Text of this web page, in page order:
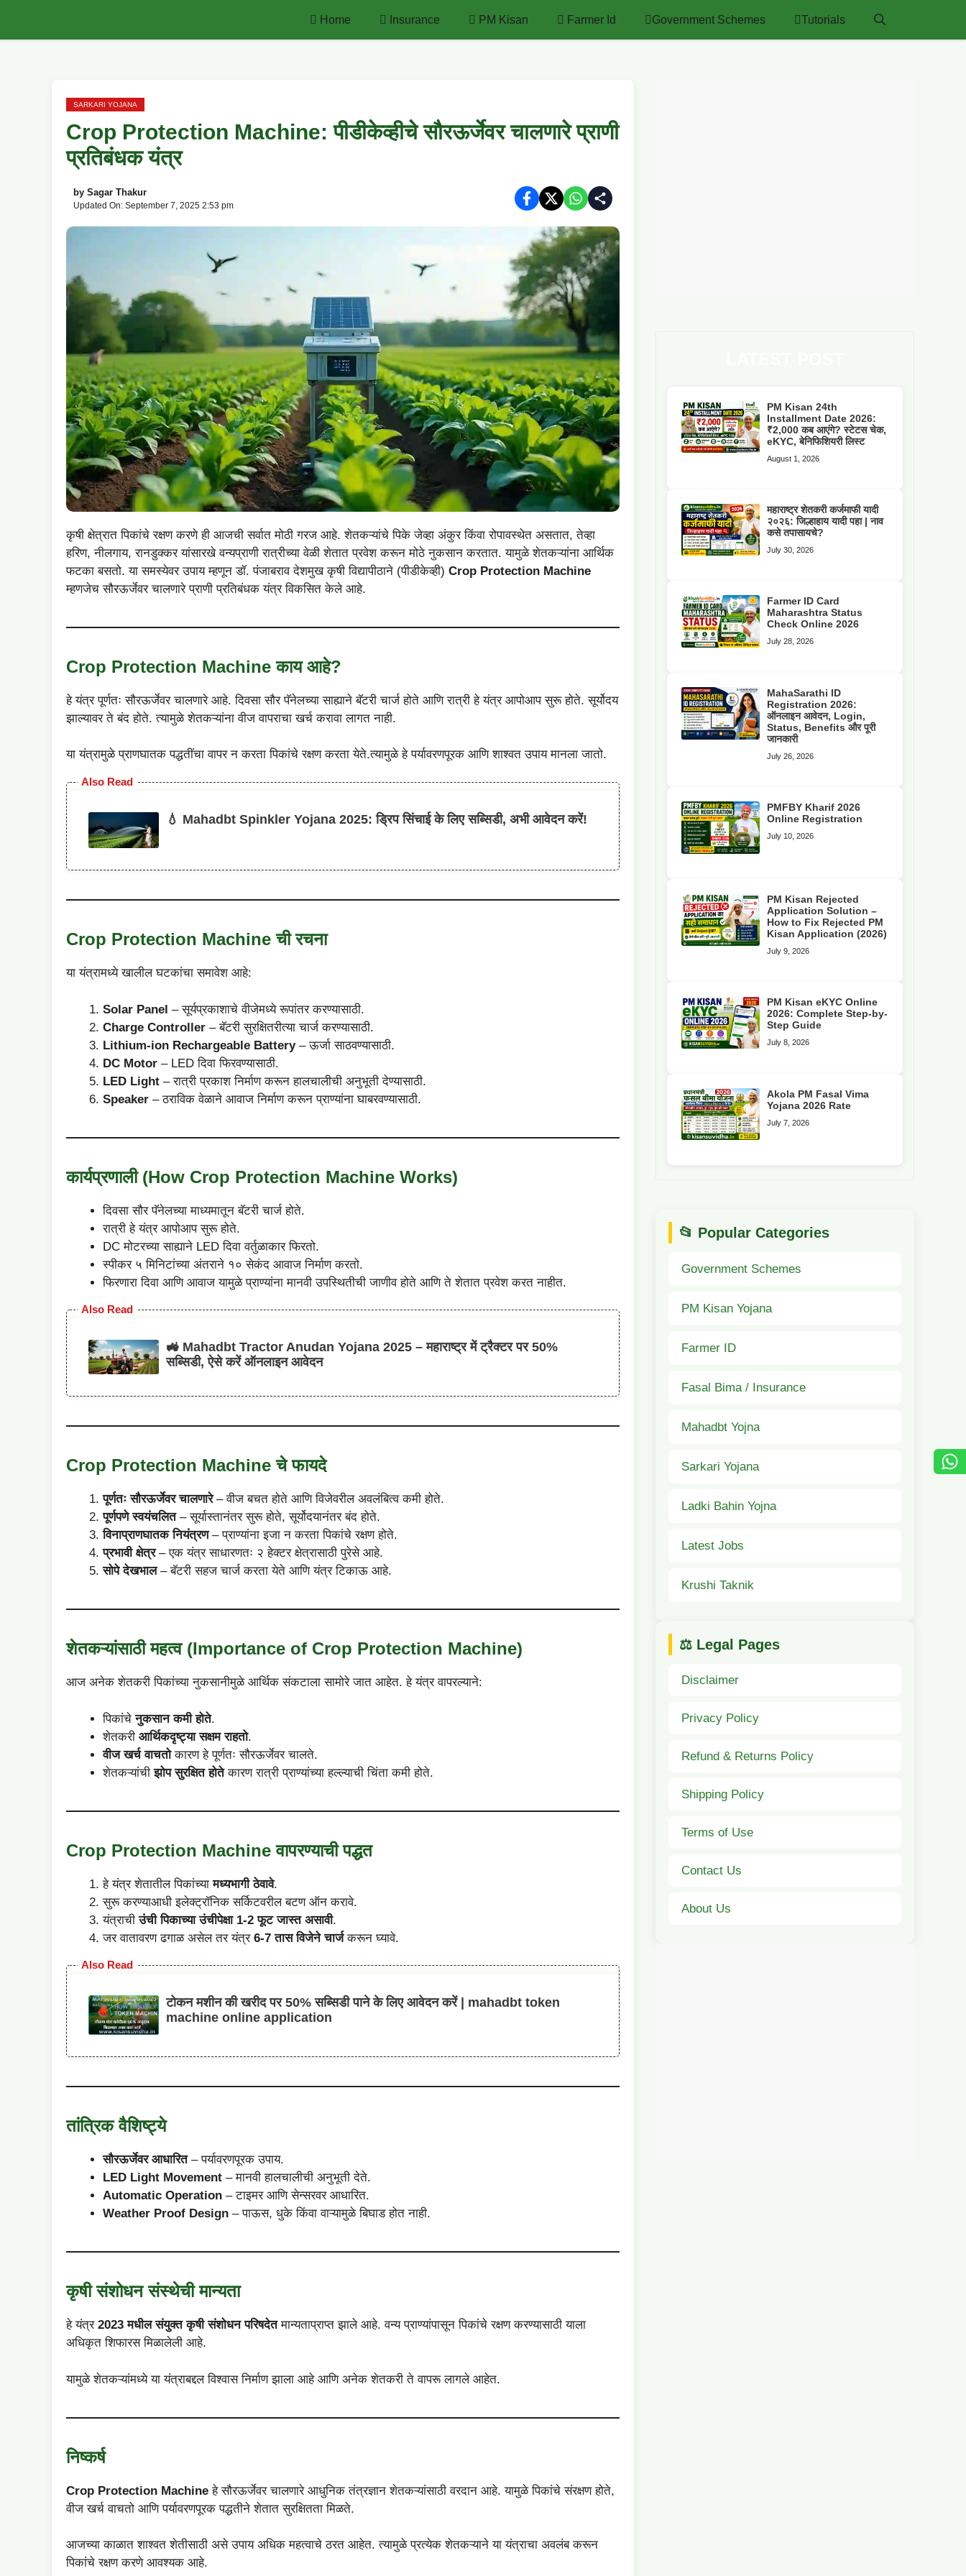
content
Home Insurance PM Kisan Farmer Id Government Schemes Tutorials
SARKARI YOJANA
Crop Protection Machine: पीडीकेव्हीचे सौरऊर्जेवर चालणारे प्राणी
प्रतिबंधक यंत्र
by Sagar Thakur
Updated On: September 7, 2025 2:53 pm
कृषी क्षेत्रात पिकांचे रक्षण करणे ही आजची सर्वात मोठी गरज आहे. शेतकऱ्यांचे पिके जेव्हा अंकुर किंवा रोपावस्थेत असतात, तेव्हा
हरिण, नीलगाय, रानडुक्कर यांसारखे वन्यप्राणी रात्रीच्या वेळी शेतात प्रवेश करून मोठे नुकसान करतात. यामुळे शेतकऱ्यांना आर्थिक
फटका बसतो. या समस्येवर उपाय म्हणून डॉ. पंजाबराव देशमुख कृषी विद्यापीठाने (पीडीकेव्ही) Crop Protection Machine
म्हणजेच सौरऊर्जेवर चालणारे प्राणी प्रतिबंधक यंत्र विकसित केले आहे.
Crop Protection Machine काय आहे?
हे यंत्र पूर्णतः सौरऊर्जेवर चालणारे आहे. दिवसा सौर पॅनेलच्या साह्याने बॅटरी चार्ज होते आणि रात्री हे यंत्र आपोआप सुरू होते. सूर्योदय
झाल्यावर ते बंद होते. त्यामुळे शेतकऱ्यांना वीज वापराचा खर्च करावा लागत नाही.
या यंत्रामुळे प्राणघातक पद्धतींचा वापर न करता पिकांचे रक्षण करता येते.त्यामुळे हे पर्यावरणपूरक आणि शाश्वत उपाय मानला जातो.
Also Read
💧 Mahadbt Spinkler Yojana 2025: ड्रिप सिंचाई के लिए सब्सिडी, अभी आवेदन करें!
Crop Protection Machine ची रचना
या यंत्रामध्ये खालील घटकांचा समावेश आहे:
Solar Panel – सूर्यप्रकाशाचे वीजेमध्ये रूपांतर करण्यासाठी.
Charge Controller – बॅटरी सुरक्षितरीत्या चार्ज करण्यासाठी.
Lithium-ion Rechargeable Battery– ऊर्जा साठवण्यासाठी.
DC Motor – LED दिवा फिरवण्यासाठी.
LED Light – रात्री प्रकाश निर्माण करून हालचालीची अनुभूती देण्यासाठी.
Speaker – ठराविक वेळाने आवाज निर्माण करून प्राण्यांना घाबरवण्यासाठी.
कार्यप्रणाली (How Crop Protection Machine Works)
दिवसा सौर पॅनेलच्या माध्यमातून बॅटरी चार्ज होते.
रात्री हे यंत्र आपोआप सुरू होते.
DC मोटरच्या साह्याने LED दिवा वर्तुळाकार फिरतो.
स्पीकर ५ मिनिटांच्या अंतराने १० सेकंद आवाज निर्माण करतो.
फिरणारा दिवा आणि आवाज यामुळे प्राण्यांना मानवी उपस्थितीची जाणीव होते आणि ते शेतात प्रवेश करत नाहीत.
Also Read
🚜 Mahadbt Tractor Anudan Yojana 2025 – महाराष्ट्र में ट्रैक्टर पर 50%
सब्सिडी, ऐसे करें ऑनलाइन आवेदन
Crop Protection Machine चे फायदे
पूर्णतः सौरऊर्जेवर चालणारे– वीज बचत होते आणि विजेवरील अवलंबित्व कमी होते.
पूर्णपणे स्वयंचलित– सूर्यास्तानंतर सुरू होते, सूर्योदयानंतर बंद होते.
विनाप्राणघातक नियंत्रण– प्राण्यांना इजा न करता पिकांचे रक्षण होते.
प्रभावी क्षेत्र– एक यंत्र साधारणतः २ हेक्टर क्षेत्रासाठी पुरेसे आहे.
सोपे देखभाल– बॅटरी सहज चार्ज करता येते आणि यंत्र टिकाऊ आहे.
शेतकऱ्यांसाठी महत्व (Importance of Crop Protection Machine)
आज अनेक शेतकरी पिकांच्या नुकसानीमुळे आर्थिक संकटाला सामोरे जात आहेत. हे यंत्र वापरल्याने:
पिकांचेनुकसान कमी होते.
शेतकरी आर्थिकदृष्ट्या सक्षम राहतो.
वीज खर्च वाचतोकारण हे पूर्णतः सौरऊर्जेवर चालते.
शेतकऱ्यांचीझोप सुरक्षित होतेकारण रात्री प्राण्यांच्या हल्ल्याची चिंता कमी होते.
Crop Protection Machine वापरण्याची पद्धत
हे यंत्र शेतातील पिकांच्यामध्यभागी ठेवावे.
सुरू करण्याआधी इलेक्ट्रॉनिक सर्किटवरील बटण ऑन करावे.
यंत्राचीउंची पिकाच्या उंचीपेक्षा 1-2 फूट जास्त असावी.
जर वातावरण ढगाळ असेल तर यंत्र 6-7 तास विजेने चार्जकरून घ्यावे.
Also Read
टोकन मशीन की खरीद पर 50% सब्सिडी पाने के लिए आवेदन करें | mahadbt token
machine online application
तांत्रिक वैशिष्ट्ये
सौरऊर्जेवर आधारित– पर्यावरणपूरक उपाय.
LED Light Movement – मानवी हालचालीची अनुभूती देते.
Automatic Operation – टाइमर आणि सेन्सरवर आधारित.
Weather Proof Design – पाऊस, धुके किंवा वाऱ्यामुळे बिघाड होत नाही.
कृषी संशोधन संस्थेची मान्यता
हे यंत्र 2023 मधील संयुक्त कृषी संशोधन परिषदेतमान्यताप्राप्त झाले आहे. वन्य प्राण्यांपासून पिकांचे रक्षण करण्यासाठी याला
अधिकृत शिफारस मिळालेली आहे.
यामुळे शेतकऱ्यांमध्ये या यंत्राबद्दल विश्वास निर्माण झाला आहे आणि अनेक शेतकरी ते वापरू लागले आहेत.
निष्कर्ष
Crop Protection Machine हे सौरऊर्जेवर चालणारे आधुनिक तंत्रज्ञान शेतकऱ्यांसाठी वरदान आहे. यामुळे पिकांचे संरक्षण होते,
वीज खर्च वाचतो आणि पर्यावरणपूरक पद्धतीने शेतात सुरक्षितता मिळते.
आजच्या काळात शाश्वत शेतीसाठी असे उपाय अधिक महत्वाचे ठरत आहेत. त्यामुळे प्रत्येक शेतकऱ्याने या यंत्राचा अवलंब करून
पिकांचे रक्षण करणे आवश्यक आहे.
PM Kisan 24th
Installment Date 2026:
₹2,000 कब आएंगे? स्टेटस चेक,
eKYC, बेनिफिशियरी लिस्ट
August 1, 2026
महाराष्ट्र शेतकरी कर्जमाफी यादी
२०२६: जिल्हाहाय यादी पहा | नाव
कसे तपासायचे?
July 30, 2026
Farmer ID Card
Maharashtra Status
Check Online 2026
July 28, 2026
MahaSarathi ID
Registration 2026:
ऑनलाइन आवेदन, Login,
Status, Benefits और पूरी
जानकारी
July 26, 2026
PMFBY Kharif 2026
Online Registration
July 10, 2026
PM Kisan Rejected
Application Solution –
How to Fix Rejected PM
Kisan Application (2026)
July 9, 2026
PM Kisan eKYC Online
2026: Complete Step-by-
Step Guide
July 8, 2026
Akola PM Fasal Vima
Yojana 2026 Rate
July 7, 2026
📂 Popular Categories
Government Schemes
PM Kisan Yojana
Farmer ID
Fasal Bima / Insurance
Mahadbt Yojna
Sarkari Yojana
Ladki Bahin Yojna
Latest Jobs
Krushi Taknik
⚖️ Legal Pages
Disclaimer
Privacy Policy
Refund & Returns Policy
Shipping Policy
Terms of Use
Contact Us
About Us